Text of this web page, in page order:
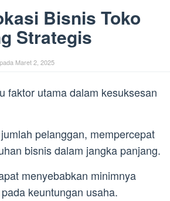
Bisnis Toko
Strategis
Maret 2, 2025
faktor utama dalam kesuksesan
pelanggan, mempercepat
bisnis dalam jangka panjang.
menyebabkan minimnya
keuntungan usaha.